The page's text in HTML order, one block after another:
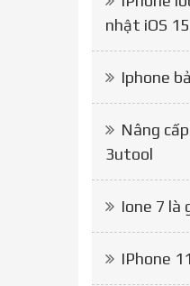
nhật iOS 15
Iphone
Nâng
3utool
Ione 7 là
IPhone